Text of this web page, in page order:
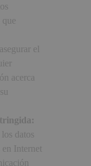
el
acerca
datos
Internet